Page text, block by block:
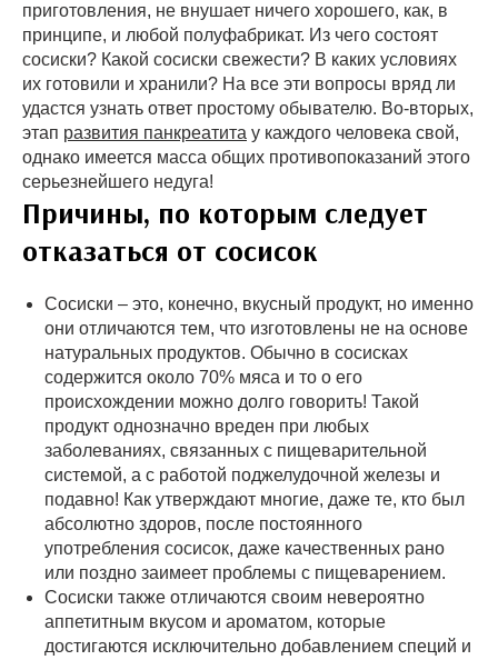
приготовления, не внушает ничего хорошего, как, в
принципе, и любой полуфабрикат. Из чего состоят
сосиски? Какой сосиски свежести? В каких условиях
их готовили и хранили? На все эти вопросы вряд ли
удастся узнать ответ простому обывателю. Во-вторых,
этап развития панкреатита у каждого человека свой,
однако имеется масса общих противопоказаний этого
серьезнейшего недуга!
Причины, по которым следует
отказаться от сосисок
Сосиски – это, конечно, вкусный продукт, но именно
они отличаются тем, что изготовлены не на основе
натуральных продуктов. Обычно в сосисках
содержится около 70% мяса и то о его
происхождении можно долго говорить! Такой
продукт однозначно вреден при любых
заболеваниях, связанных с пищеварительной
системой, а с работой поджелудочной железы и
подавно! Как утверждают многие, даже те, кто был
абсолютно здоров, после постоянного
употребления сосисок, даже качественных рано
или поздно заимеет проблемы с пищеварением.
Сосиски также отличаются своим невероятно
аппетитным вкусом и ароматом, которые
достигаются исключительно добавлением специй и